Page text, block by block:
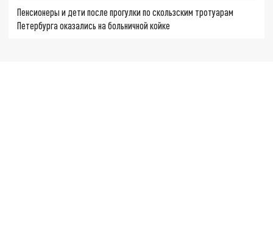
Пенсионеры и дети после прогулки по скользским тротуарам
Петербурга оказались на больничной койке